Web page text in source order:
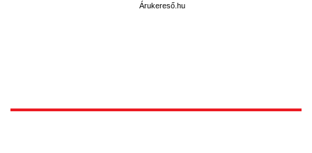
Árukereső.hu